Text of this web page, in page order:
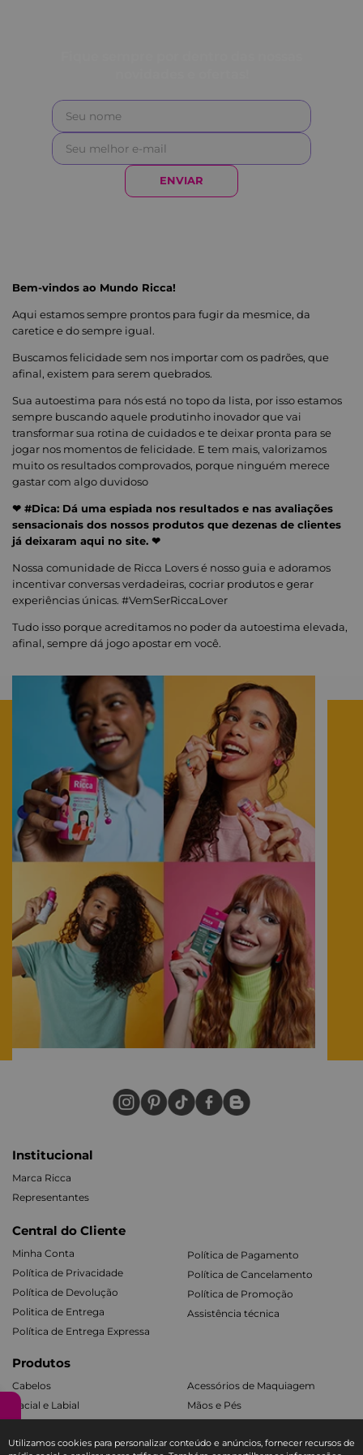
Utilizamos cookies para personalizar conteúdo e anúncios, fornecer recursos de
Com a Touca de Cetim Dupla Face Ricca, você
acorda com os cabelos protegidos, sem frizz e com
mais brilho para o novo dia!
ENVIAR
Bem-vindos ao Mundo Ricca!
Aqui estamos sempre prontos para fugir da mesmice, da
caretice e do sempre igual.
Buscamos felicidade sem nos importar com os padrões, que
afinal, existem para serem quebrados.
Sua autoestima para nós está no topo da lista, por isso estamos
sempre buscando aquele produtinho inovador que vai
transformar sua rotina de cuidados e te deixar pronta para se
jogar nos momentos de felicidade. E tem mais, valorizamos
muito os resultados comprovados, porque ninguém merece
gastar com algo duvidoso
❤ #Dica: Dá uma espiada nos resultados e nas avaliações
sensacionais dos nossos produtos que dezenas de clientes
já deixaram aqui no site. ❤
Nossa comunidade de Ricca Lovers é nosso guia e adoramos
incentivar conversas verdadeiras, cocriar produtos e gerar
experiências únicas. #VemSerRiccaLover
Tudo isso porque acreditamos no poder da autoestima elevada,
afinal, sempre dá jogo apostar em você.
Institucional
Marca Ricca
Representantes
Central do Cliente
Minha Conta
Política de Privacidade
Política de Devolução
Politica de Entrega
Política de Entrega Expressa
Política de Pagamento
Política de Cancelamento
Política de Promoção
Assistência técnica
Produtos
Cabelos
Facial e Labial
Acessórios de Maquiagem
Mãos e Pés